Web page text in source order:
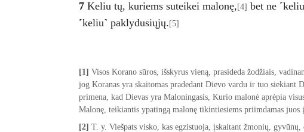
7 Keliu tų, kuriems suteikei malonę, [4] bet ne
˹keliu˺ paklydusiųjų. [5]
[1] Visos Korano sūros, išskyrus vieną, prasideda žodžiais,
jog Koranas yra skaitomas pradedant Dievo vardu ir tuo siekiant
primena, kad Dievas yra Maloningasis, Kurio malonė aprėpia
Malonę, teikiantis ypatingą malonę tikintiesiems priimdamas juos
[2] T. y. Viešpats visko, kas egzistuoja, įskaitant žmonių,